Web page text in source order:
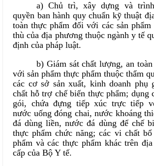
a) Chủ trì, xây dựng và
quyền ban hành quy chuẩn kỹ thuật
toàn thực phẩm đối với các sản phẩm
thù của địa phương thuộc ngành y tế
định của pháp luật.
b) Giám sát chất lượng, an
với sản phẩm thực phẩm thuộc thẩm
các cơ sở sản xuất, kinh doanh phụ
chất hỗ trợ chế biến thực phẩm; dụng
gói, chứa đựng tiếp xúc trực tiếp
nước uống đóng chai, nước khoáng
đá dùng liền, nước đá dùng để chế
thực phẩm chức năng; các vi chất
phẩm và các thực phẩm khác trên
cấp của Bộ Y tế.